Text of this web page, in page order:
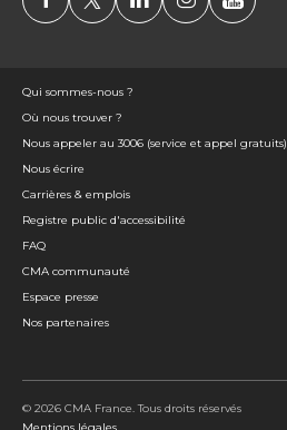
Qui sommes-nous ?
Où nous trouver ?
Nous appeler au 3006 (service et appel gratuits)
Nous écrire
Carrières & emplois
Registre public d'accessibilité
FAQ
CMA communauté
Espace presse
Nos partenaires
© 2026 CMA France. Tous droits réservés
Mentions légales